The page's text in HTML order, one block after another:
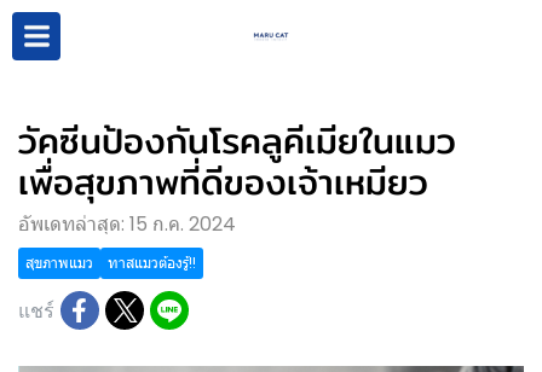
วัคซีนป้องกันโรคลูคีเมียในแมว
เพื่อสุขภาพที่ดีของเจ้าเหมียว
อัพเดทล่าสุด: 15 ก.ค. 2024
สุขภาพแมว ทาสแมวต้องรู้!!
แชร์